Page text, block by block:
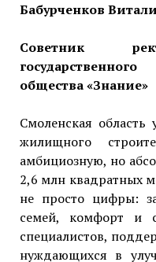
Бабурченков
Советник
общества «Знание»
Смоленская
жилищного
амбициозную, но
2,6 млн квадратных
не просто цифры:
семей, комфорт и
специалистов,
нуждающихся в